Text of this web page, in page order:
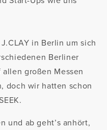
in Berlin um sich
Berliner
großen Messen
doch wir hatten schon
und ab geht’s anhört,